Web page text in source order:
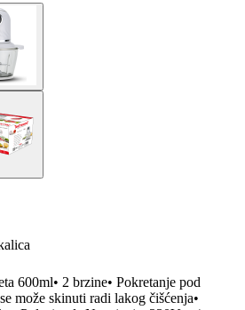
600ml• 2 brzine• Pokretanje pod
može skinuti radi lakog čišćenja•